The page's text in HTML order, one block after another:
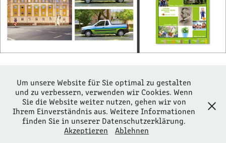
Website Stiftung Meyer´sche Häuser
STERNTALER concept GmbH | Messe-Allee 2 | 04356 Leipzig |
Tel.: 03 41 / 678 27 276
Um unsere Website für Sie optimal zu gestalten
und zu verbessern, verwenden wir Cookies. Wenn
Sie die Website weiter nutzen, gehen wir von
Ihrem Einverständnis aus. Weitere Informationen
finden Sie in unserer Datenschutzerklärung.
Akzeptieren
Ablehnen